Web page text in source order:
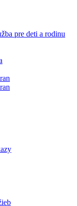
pre deti a rodinu